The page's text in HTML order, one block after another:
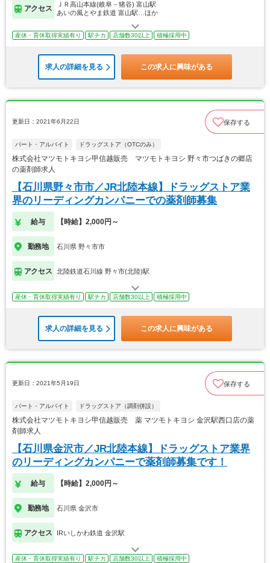
アクセス
ＪＲ高山本線(岐阜－猪谷) 富山駅
あいの風とやま鉄道 富山駅…ほか
産休・育休取得実績有り 駅チカ 店舗数30以上 積極採用中
求人の詳細を見る この求人に興味がある
更新日：2021年6月22日 保存する
パート・アルバイト ドラッグストア（OTCのみ）
株式会社マツモトキヨシ甲信越販売 マツモトキヨシ 野々市つばきの郷店
の薬剤師求人
【石川県野々市市／JR北陸本線】ドラッグストア業
界のリーディングカンパニーでの薬剤師募集
給与 【時給】2,000円～
勤務地 石川県 野々市市
アクセス 北陸鉄道石川線 野々市(北陸)駅
産休・育休取得実績有り 駅チカ 店舗数30以上 積極採用中
求人の詳細を見る この求人に興味がある
更新日：2021年5月19日 保存する
パート・アルバイト ドラッグストア（調剤併設）
株式会社マツモトキヨシ甲信越販売 薬 マツモトキヨシ 金沢駅西口店の薬
剤師求人
【石川県金沢市／JR北陸本線】ドラッグストア業界
のリーディングカンパニーで薬剤師募集です！
給与 【時給】2,000円～
勤務地 石川県 金沢市
アクセス IRいしかわ鉄道 金沢駅
産休・育休取得実績有り 駅チカ 店舗数30以上 積極採用中